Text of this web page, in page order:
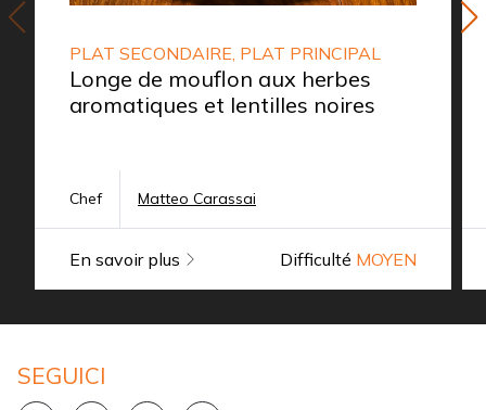
PLAT SECONDAIRE, PLAT PRINCIPAL
Longe de mouflon aux herbes
aromatiques et lentilles noires
Chef Matteo Carassai
En savoir plus Difficulté MOYEN
SEGUICI